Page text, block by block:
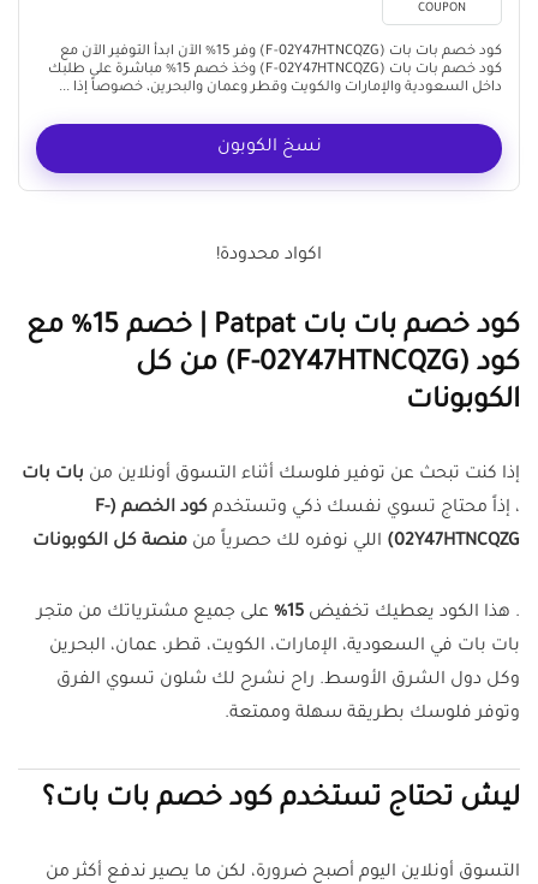
COUPON
كود خصم بات بات (F-02Y47HTNCQZG) وفر 15% الآن ابدأ التوفير الآن مع
كود خصم بات بات (F-02Y47HTNCQZG) وخذ خصم 15% مباشرة على طلبك
داخل السعودية والإمارات والكويت وقطر وعمان والبحرين، خصوصاً إذا ...
نسخ الكوبون
اكواد محدودة!
كود خصم بات بات Patpat | خصم 15% مع
كود (F-02Y47HTNCQZG) من كل
الكوبونات
إذا كنت تبحث عن توفير فلوسك أثناء التسوق أونلاين من بات بات
، إذاً محتاج تسوي نفسك ذكي وتستخدم
كود الخصم (F-
02Y47HTNCQZG)
اللي نوفره لك حصرياً من منصة كل الكوبونات
. هذا الكود يعطيك تخفيض 15%
على جميع مشترياتك من متجر
بات بات في السعودية، الإمارات، الكويت، قطر، عمان، البحرين
وكل دول الشرق الأوسط. راح نشرح لك شلون تسوي الفرق
وتوفر فلوسك بطريقة سهلة وممتعة.
ليش تحتاج تستخدم كود خصم بات بات؟
التسوق أونلاين اليوم أصبح ضرورة، لكن ما يصير ندفع أكثر من